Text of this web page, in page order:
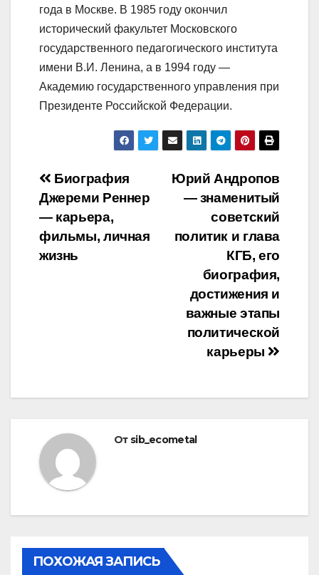
года в Москве. В 1985 году окончил
исторический факультет Московского
государственного педагогического института
имени В.И. Ленина, а в 1994 году —
Академию государственного управления при
Президенте Российской Федерации.
Навигация
по
записям
Юрий Андропов
— знаменитый
советский
политик и глава
КГБ, его
биография,
достижения и
важные этапы
политической
карьеры
Биография
Джереми Реннер
— карьера,
фильмы, личная
жизнь
От sib_ecometal
ПОХОЖАЯ ЗАПИСЬ